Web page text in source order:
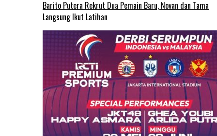
Barito Putera Rekrut Dua Pemain Baru, Novan dan Tama
Langsung Ikut Latihan